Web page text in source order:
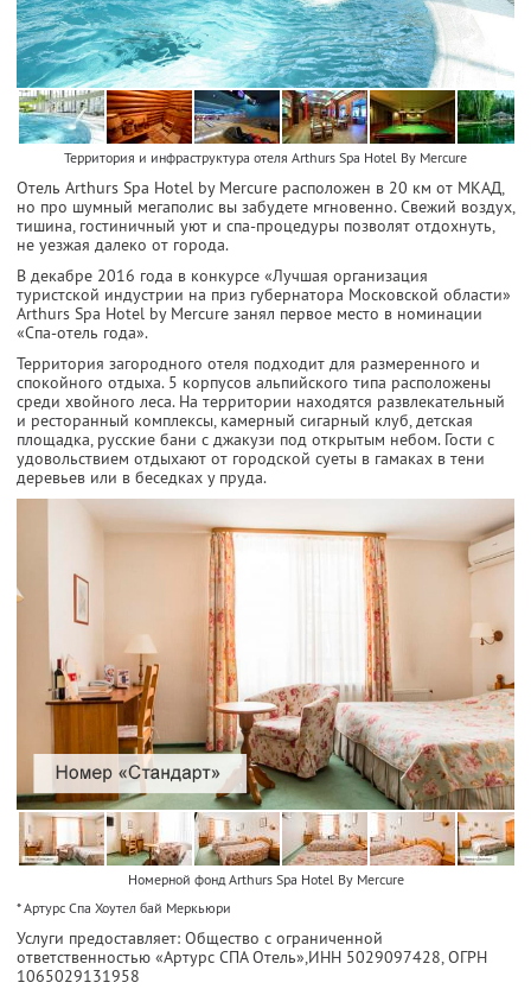
Территория и инфраструктура отеля Arthurs Spa Hotel By Mercure
Отель Arthurs Spa Hotel by Mercure расположен в 20 км от МКАД,
но про шумный мегаполис вы забудете мгновенно. Свежий воздух,
тишина, гостиничный уют и спа-процедуры позволят отдохнуть,
не уезжая далеко от города.
В декабре 2016 года в конкурсе «Лучшая организация
туристской индустрии на приз губернатора Московской области»
Arthurs Spa Hotel by Mercure занял первое место в номинации
«Спа-отель года».
Территория загородного отеля подходит для размеренного и
спокойного отдыха. 5 корпусов альпийского типа расположены
среди хвойного леса. На территории находятся развлекательный
и ресторанный комплексы, камерный сигарный клуб, детская
площадка, русские бани с джакузи под открытым небом. Гости с
удовольствием отдыхают от городской суеты в гамаках в тени
деревьев или в беседках у пруда.
Номерной фонд Arthurs Spa Hotel By Mercure
* Артурс Спа Хоутел бай Меркьюри
Услуги предоставляет: Общество с ограниченной
ответственностью «Артурс СПА Отель»,ИНН 5029097428, ОГРН
1065029131958